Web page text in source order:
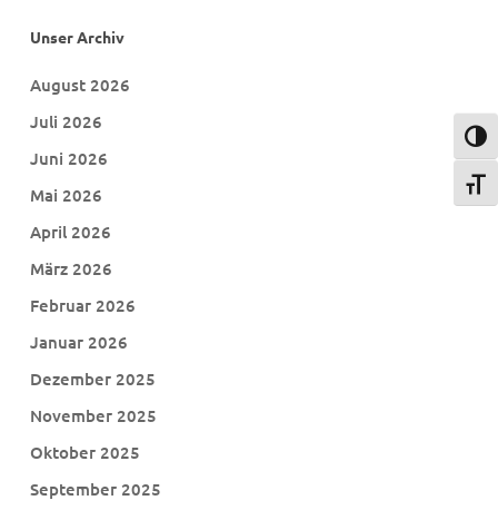
Unser Archiv
August 2026
Juli 2026
Juni 2026
Mai 2026
April 2026
März 2026
Februar 2026
Januar 2026
Dezember 2025
November 2025
Oktober 2025
September 2025